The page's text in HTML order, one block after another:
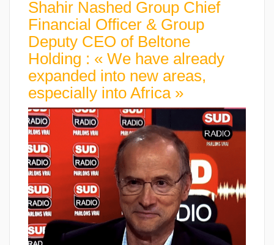
Shahir Nashed Group Chief
Financial Officer & Group
Deputy CEO of Beltone
Holding : « We have already
expanded into new areas,
especially into Africa »